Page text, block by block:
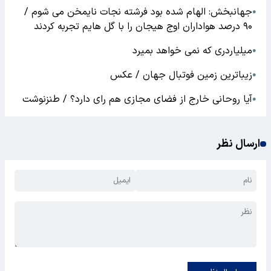
●جهانبخش: الهام شده بود فرشته نجات نایمخن می شوم /
۹۰ درصد هواداران اوج هیجان را با گل هایم تجربه کردند
●میلیاردری که نمی خواهد بمیرد
●زیباترین زمین فوتبال جهان / عکس
●آیا روحانی خارج از فضای مجازی هم رای دارد؟ / طنزنوشت
ارسال نظر